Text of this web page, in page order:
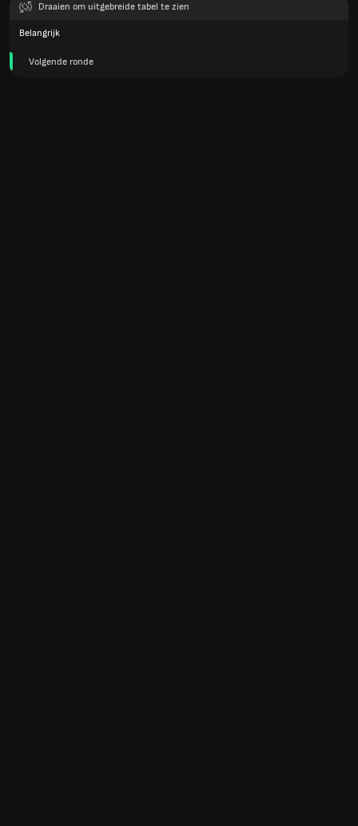
Draaien om uitgebreide tabel te zien
Belangrijk
Volgende ronde